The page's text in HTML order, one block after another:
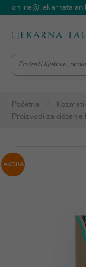
Početna
Proizvodi za čišćenje
AKCIJA